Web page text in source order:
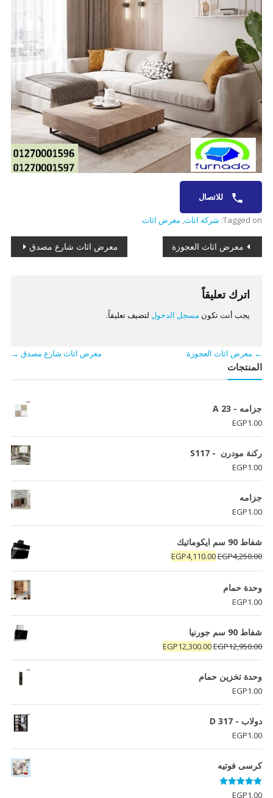
للاتصال
Tagged on: شركة اثاث, معرض اثاث
تصفّح
معرض اثاث العجوزة معرض اثاث شارع مصدق
اترك تعليقاً
يجب أنت تكون مسجل الدخول لتضيف تعليقاً.
← معرض اثاث العجوزة معرض اثاث شارع مصدق →
المنتجات
جزامه - A 23
EGP1.00
ركنة مودرن - S117
EGP1.00
جزامه
EGP1.00
شفاط 90 سم ايكوماتيك
EGP4,250.00
السعر
الأصلي
EGP4,110.00
السعر
الحالي
وحدة حمام
EGP1.00
شفاط 90 سم جورنيا
EGP12,950.00
السعر
الأصلي
هو:
EGP12,300.00
السعر
الحالي
وحدة تخزين حمام
EGP1.00
دولاب - D 317
EGP1.00
كرسى فوتيه
تم التقييم
EGP1.00